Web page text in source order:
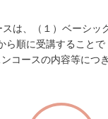
スは、（１）ベーシッ
ら順に受講すること
コースの内容等につ